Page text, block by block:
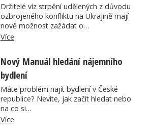
Držitelé víz strpění udělených z důvodu
ozbrojeného konfliktu na Ukrajině mají
nově možnost zažádat o…
Více
Nový Manuál hledání nájemního
bydlení
Máte problém najít bydlení v České
republice? Nevíte, jak začít hledat nebo
na co si…
Více